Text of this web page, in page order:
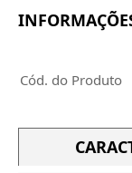
Cód. do Produto